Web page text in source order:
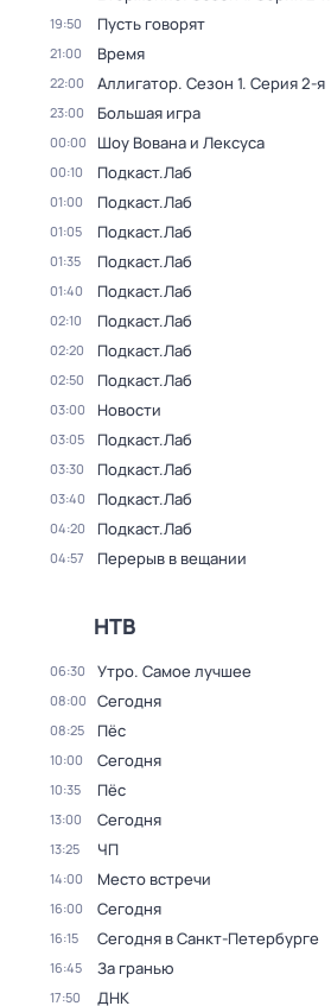
19:50 Пусть говорят
21:00 Время
22:00 Аллигатор. Сезон 1. Серия 2-я
23:00 Большая игра
00:00 Шоу Вована и Лексуса
00:10 Подкаст.Лаб
01:00 Подкаст.Лаб
01:05 Подкаст.Лаб
01:35 Подкаст.Лаб
01:40 Подкаст.Лаб
02:10 Подкаст.Лаб
02:20 Подкаст.Лаб
02:50 Подкаст.Лаб
03:00 Новости
03:05 Подкаст.Лаб
03:30 Подкаст.Лаб
03:40 Подкаст.Лаб
04:20 Подкаст.Лаб
04:57 Перерыв в вещании
НТВ
06:30 Утро. Самое лучшее
08:00 Сегодня
08:25 Пёс
10:00 Сегодня
10:35 Пёс
13:00 Сегодня
13:25 ЧП
14:00 Место встречи
16:00 Сегодня
16:15 Сегодня в Санкт-Петербурге
16:45 За гранью
17:50 ДНК